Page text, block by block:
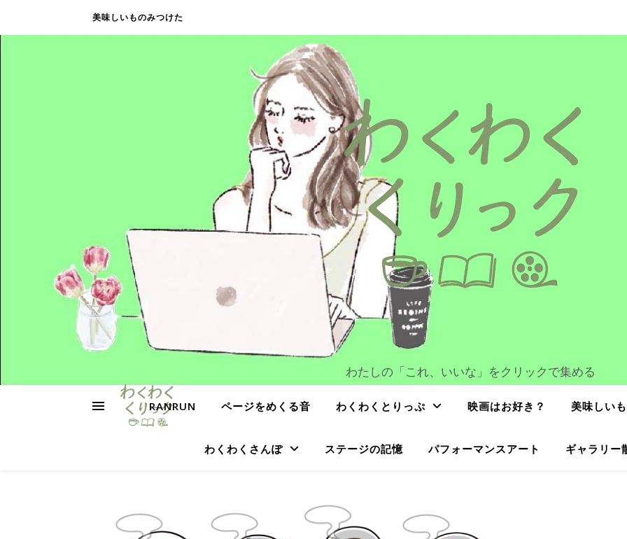
美味しいものみつけた
わたしの「これ、いいな」をクリックで集める
RANRUN ページをめくる音 わくわくとりっぷ 映画はお好き？ 美味しい
わくわくさんぽ ステージの記憶 パフォーマンスアート ギャラリー